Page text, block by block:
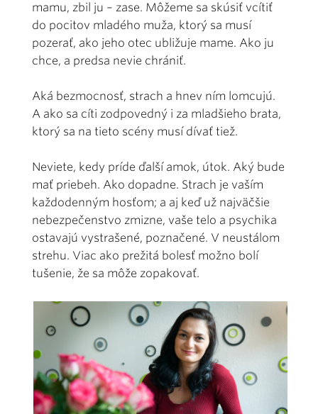
mamu, zbil ju – zase. Môžeme sa skúsiť vcítiť
do pocitov mladého muža, ktorý sa musí
pozerať, ako jeho otec ubližuje mame. Ako ju
chce, a predsa nevie chrániť.
Aká bezmocnosť, strach a hnev ním lomcujú.
A ako sa cíti zodpovedný i za mladšieho brata,
ktorý sa na tieto scény musí dívať tiež.
Neviete, kedy príde ďalší amok, útok. Aký bude
mať priebeh. Ako dopadne. Strach je vaším
každodenným hosťom; a aj keď už najväčšie
nebezpečenstvo zmizne, vaše telo a psychika
ostavajú vystrašené, poznačené. V neustálom
strehu. Viac ako prežitá bolesť možno bolí
tušenie, že sa môže zopakovať.